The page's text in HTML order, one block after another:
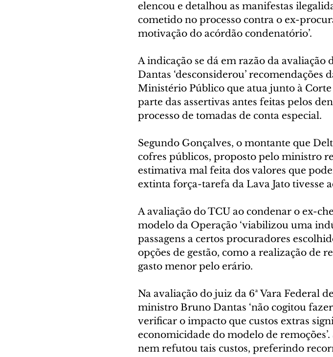
elencou e detalhou as manifestas
cometido no processo contra o ex-
motivação do acórdão condenatório’.
A indicação se dá em razão da
Dantas ‘desconsiderou’ recomendações
Ministério Público que atua junto à Corte
parte das assertivas antes feitas pelos
processo de tomadas de conta especial.
Segundo Gonçalves, o montante que
cofres públicos, proposto pelo ministro
estimativa mal feita dos valores que
extinta força-tarefa da Lava Jato tivesse
A avaliação do TCU ao condenar o ex-
modelo da Operação ‘viabilizou uma
passagens a certos procuradores
opções de gestão, como a realização de
gasto menor pelo erário.
Na avaliação do juiz da 6ª Vara Federal
ministro Bruno Dantas ‘não cogitou
verificar o impacto que custos extras
economicidade do modelo de
nem refutou tais custos, preferindo